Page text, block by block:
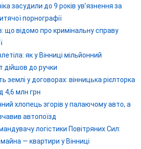
засудили до 9 років ув’язнення за
порнографії
що відомо про кримінальну справу
як у Вінниці мільйонний
дійшов до ручки
землі у договорах: вінницька рієлторка
4,6 млн грн
хлопець згорів у палаючому авто, а
автопоїзд
логістики Повітряних Сил:
— квартири у Вінниці